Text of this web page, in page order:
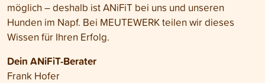
möglich – deshalb ist ANiFiT bei uns und unseren
Hunden im Napf. Bei MEUTEWERK teilen wir dieses
Wissen für Ihren Erfolg.
Dein ANiFiT-Berater
Frank Hofer